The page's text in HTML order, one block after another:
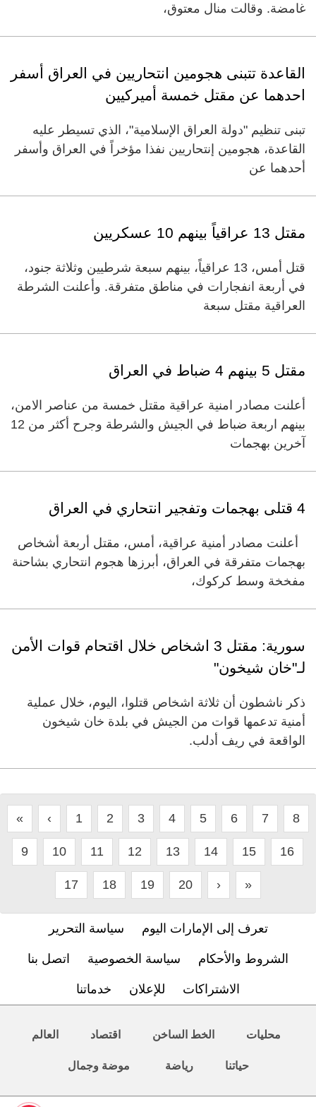
غامضة. وقالت منال معتوق،
القاعدة تتبنى هجومين انتحاريين في العراق أسفر
احدهما عن مقتل خمسة أميركيين
تبنى تنظيم "دولة العراق الإسلامية"، الذي تسيطر عليه
القاعدة، هجومين إنتحاريين نفذا مؤخراً في العراق وأسفر
أحدهما عن
مقتل 13 عراقياً بينهم 10 عسكريين
قتل أمس، 13 عراقياً، بينهم سبعة شرطيين وثلاثة جنود،
في أربعة انفجارات في مناطق متفرقة. وأعلنت الشرطة
العراقية مقتل سبعة
مقتل 5 بينهم 4 ضباط في العراق
أعلنت مصادر امنية عراقية مقتل خمسة من عناصر الامن،
بينهم اربعة ضباط في الجيش والشرطة وجرح أكثر من 12
آخرين بهجمات
4 قتلى بهجمات وتفجير انتحاري في العراق
أعلنت مصادر أمنية عراقية، أمس، مقتل أربعة أشخاص
بهجمات متفرقة في العراق، أبرزها هجوم انتحاري بشاحنة
مفخخة وسط كركوك،
سورية: مقتل 3 اشخاص خلال اقتحام قوات الأمن
لـ"خان شيخون"
ذكر ناشطون أن ثلاثة اشخاص قتلوا، اليوم، خلال عملية
أمنية تدعمها قوات من الجيش في بلدة خان شيخون
الواقعة في ريف أدلب.
« ‹ 1 2 3 4 5 6 7 8
9 10 11 12 13 14 15 16
17 18 19 20 › »
تعرف إلى الإمارات اليوم سياسة التحرير
الشروط والأحكام سياسة الخصوصية اتصل بنا
الاشتراكات للإعلان خدماتنا
محليات الخط الساخن اقتصاد العالم
حياتنا رياضة موضة وجمال